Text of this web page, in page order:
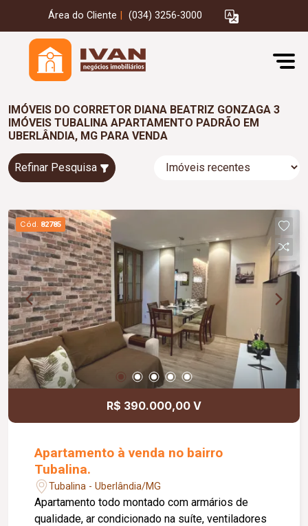
Área do Cliente (034) 3256-3000
IMÓVEIS DO CORRETOR DIANA BEATRIZ GONZAGA 3
IMÓVEIS TUBALINA APARTAMENTO PADRÃO EM
UBERLÂNDIA, MG PARA VENDA
Refinar Pesquisa
Cód. 82785
R$ 390.000,00 V
Apartamento à venda no bairro
Tubalina.
Tubalina - Uberlândia/MG
Apartamento todo montado com armários de
qualidade, ar condicionado na suíte, ventiladores